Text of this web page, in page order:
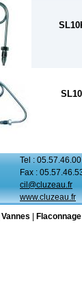
Tel :
Fax :
cil@cluzeau.fr
www.cluzeau.fr
Vannes Flaconnage